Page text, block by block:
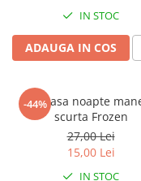
IN STOC
ADAUGA IN COS
-44%
Camasa noapte
scurta Frozen
27,00 Lei
15,00 Lei
IN STOC